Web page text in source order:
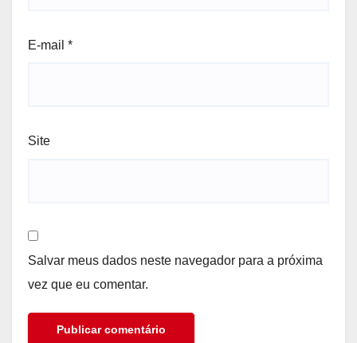
E-mail *
Site
Salvar meus dados neste navegador para a próxima
vez que eu comentar.